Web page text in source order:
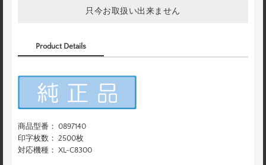
只今お取扱い出来ません
Product Details
商品型番： 0897140
印字枚数： 2500枚
対応機種： XL-C8300